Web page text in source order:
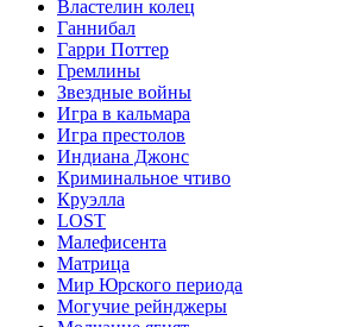
Властелин колец
Ганнибал
Гарри Поттер
Гремлины
Звездные войны
Игра в кальмара
Игра престолов
Индиана Джонс
Криминальное чтиво
Круэлла
LOST
Малефисента
Матрица
Мир Юрского периода
Могучие рейнджеры